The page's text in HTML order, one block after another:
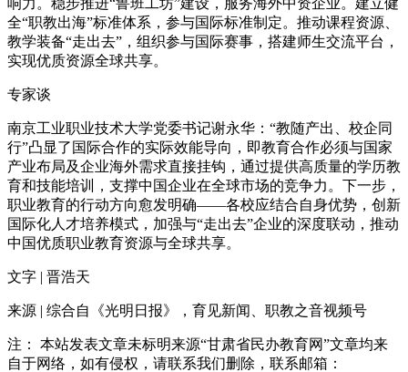
全“职教出海”标准体系，参与国际标准制定。推动课程资源、
教学装备“走出去”，组织参与国际赛事，搭建师生交流平台，
实现优质资源全球共享。
专家谈
南京工业职业技术大学党委书记谢永华：“教随产出、校企同
行”凸显了国际合作的实际效能导向，即教育合作必须与国家
产业布局及企业海外需求直接挂钩，通过提供高质量的学历教
育和技能培训，支撑中国企业在全球市场的竞争力。下一步，
职业教育的行动方向愈发明确——各校应结合自身优势，创新
国际化人才培养模式，加强与“走出去”企业的深度联动，推动
中国优质职业教育资源与全球共享。
文字 | 晋浩天
来源 | 综合自《光明日报》，育见新闻、职教之音视频号
注： 本站发表文章未标明来源“甘肃省民办教育网”文章均来
自于网络，如有侵权，请联系我们删除，联系邮箱：